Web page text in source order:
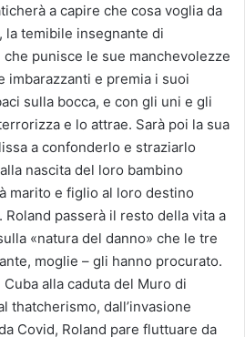
a capire che cosa voglia da
la temibile insegnante di
punisce le sue manchevolezze
imbarazzanti e premia i suoi
sulla bocca, e con gli uni e gli
e lo attrae. Sarà poi la sua
a confonderlo e straziarlo
nascita del loro bambino
marito e figlio al loro destino
Roland passerà il resto della vita a
«natura del danno» che le tre
moglie – gli hanno procurato.
alla caduta del Muro di
thatcherismo, dall’invasione
Covid, Roland pare fluttuare da